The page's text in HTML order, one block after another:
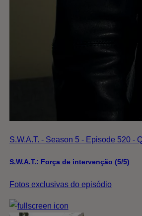
S.W.A.T. - Season 5 - Episode 520 -
S.W.A.T.: Força de intervenção (5/5)
Fotos exclusivas do episódio